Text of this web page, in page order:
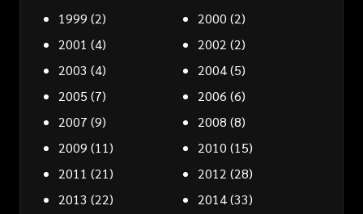
1999 (2) 2000 (2)
2001 (4) 2002 (2)
2003 (4) 2004(5)
2005 (7) 2006 (6)
2007 (9) 2008 (8)
2009 (11) 2010 (15)
2011 (21) 2012 (28)
2013 (22) 2014(33)